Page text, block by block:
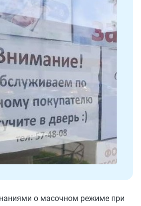
о масочном режиме при